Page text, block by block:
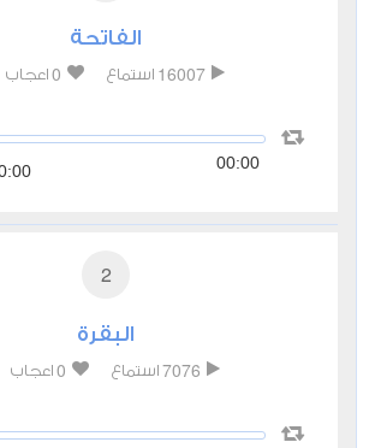
الفاتحة
16007 استماع 0 اعجاب
00:00
2
البقرة
7076 استماع 0 اعجاب